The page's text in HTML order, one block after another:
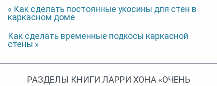
« Как сделать постоянные укосины для стен в
каркасном доме
Как сделать временные подкосы каркасной
стены »
РАЗДЕЛЫ КНИГИ ЛАРРИ ХОНА «ОЧЕНЬ